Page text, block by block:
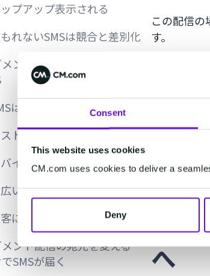
Consent
This website uses cookies
CM.com uses cookies to deliver a
Deny
プアップ表示される
れないSMSは競合と差別化
ント配信はメールより
はメールより開封率が高い
トパフォーマンスが高い
イルフレンドリー
い層にアプローチ可能
にすぐ届く
ント配信の宛先を変える
SMSが届く
この配信
す。
新製
セグ
へ